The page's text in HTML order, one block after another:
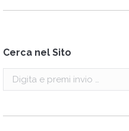
Cerca nel Sito
Search: